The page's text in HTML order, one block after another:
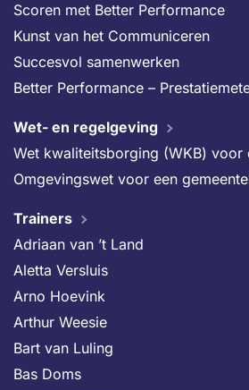
Scoren met Better Performance
Kunst van het Communiceren
Succesvol samenwerken
Better Performance –
Wet- en regelgeving
Wet kwaliteitsborging (WKB) voor
Omgevingswet voor een
Trainers
Adriaan van ’t Land
Aletta Versluis
Arno Hoevink
Arthur Weesie
Bart van Luling
Bas Doms